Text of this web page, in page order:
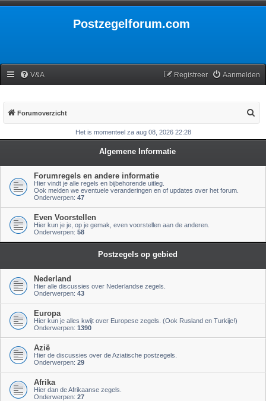
Postzegelforum.com
V&A Aanmelden
Registreer
Forumoverzicht
e
Het is momenteel za aug 08, 2026 22:28
Algemene Informatie
Forumregels en andere informatie
Hier vindt je alle regels en bijbehorende uitleg.
Ook melden we eventuele veranderingen en of updates over het forum.
Onderwerpen: 47
Even Voorstellen
Hier kun je je, op je gemak, even voorstellen aan de anderen.
Onderwerpen: 58
Postzegels op gebied
Nederland
Hier alle discussies over Nederlandse zegels.
Onderwerpen: 43
Europa
Hier kun je alles kwijt over Europese zegels. (Ook Rusland en Turkije!)
Onderwerpen: 1390
Azië
Hier de discussies over de Aziatische postzegels.
Onderwerpen: 29
Afrika
Hier dan de Afrikaanse zegels.
Onderwerpen: 27